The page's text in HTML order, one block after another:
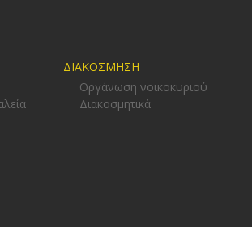
ΔΙΑΚΟΣΜΗΣΗ
Οργάνωση νοικοκυριού
Διακοσμητικά